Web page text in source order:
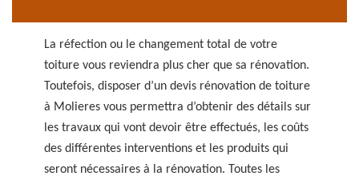
La réfection ou le changement total de votre
toiture vous reviendra plus cher que sa rénovation.
Toutefois, disposer d’un devis rénovation de toiture
à Molieres vous permettra d’obtenir des détails sur
les travaux qui vont devoir être effectués, les coûts
des différentes interventions et les produits qui
seront nécessaires à la rénovation. Toutes les